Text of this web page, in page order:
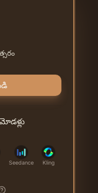
Seedance Kling